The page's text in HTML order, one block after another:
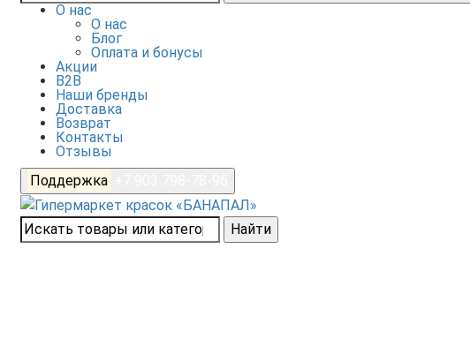
О нас
О нас
Блог
Оплата и бонусы
Акции
B2B
Наши бренды
Доставка
Возврат
Контакты
Отзывы
Поддержка
Найти